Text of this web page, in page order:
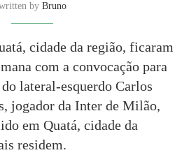
by Bruno
cidade da região, ficaram
com a convocação para
lateral-esquerdo Carlos
jogador da Inter de Milão,
em Quatá, cidade da
residem.